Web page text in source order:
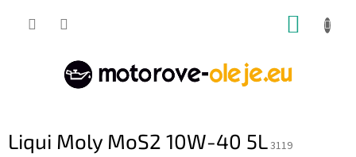
Liqui Moly MoS2 10W-40 5L3119